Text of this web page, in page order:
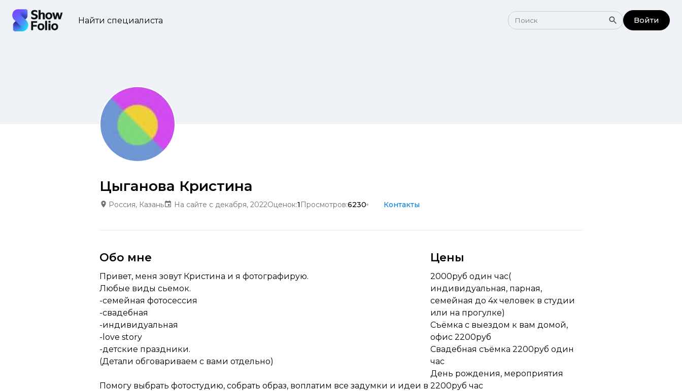
Найти специалиста Войти
Цыганова Кристина
Россия, Казань На сайте с декабря, 2022Оценок:1Просмотров:6230 Контакты
Обо мне
Привет, меня зовут Кристина и я фотографирую.
Любые виды сьемок.
-семейная фотосессия
-свадебная
-индивидуальная
-love story
-детские праздники.
(Детали обговариваем с вами отдельно)
Помогу выбрать фотостудию, собрать образ, воплатим все задумки и идеи в
Цены
2000руб один час(
индивидуальная, парная,
семейная до 4х человек в студии
или на прогулке)
Съёмка с выездом к вам домой,
офис 2200руб
Свадебная съёмка 2200руб один
час
День рождения, мероприятия
2200руб час